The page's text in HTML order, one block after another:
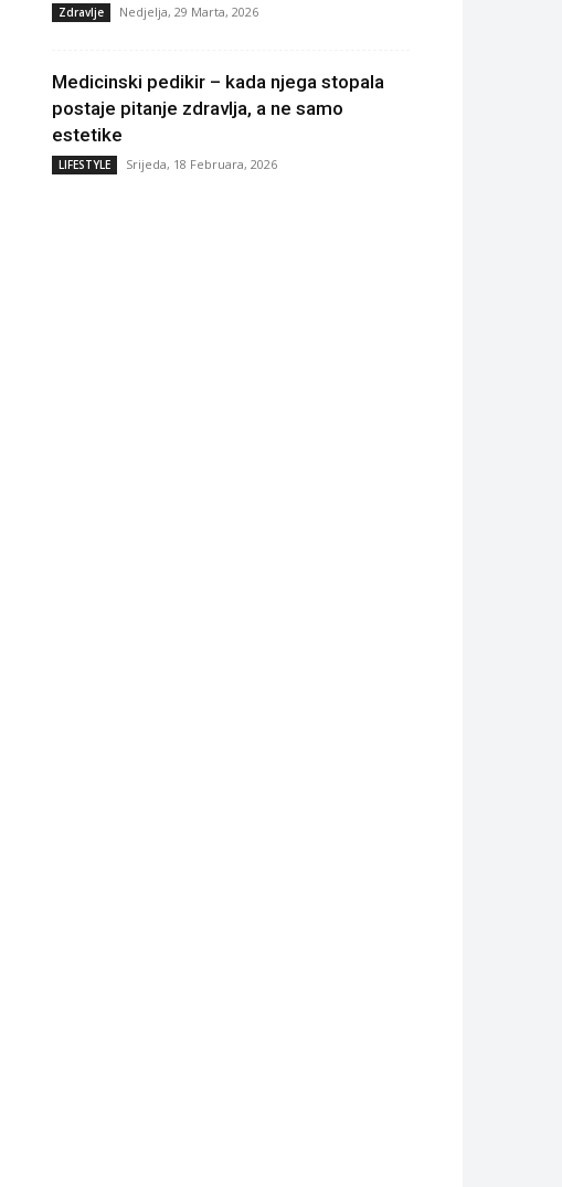
Zdravlje Nedjelja, 29 Marta, 2026
Medicinski pedikir – kada njega stopala
postaje pitanje zdravlja, a ne samo
estetike
LIFESTYLE Srijeda, 18 Februara, 2026